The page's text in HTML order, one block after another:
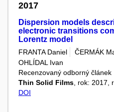
2017
Dispersion models
electronic transitions
Lorentz model
FRANTA Daniel ČERMÁK
OHLÍDAL Ivan
Recenzovaný odborný článek
Thin Solid Films , rok: 2017,
DOI